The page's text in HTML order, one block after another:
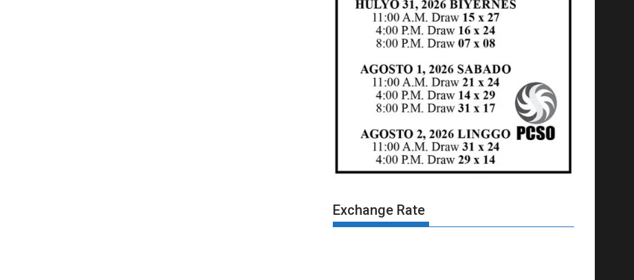
Exchange Rate